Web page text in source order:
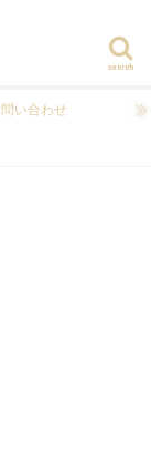
search
い合わせ